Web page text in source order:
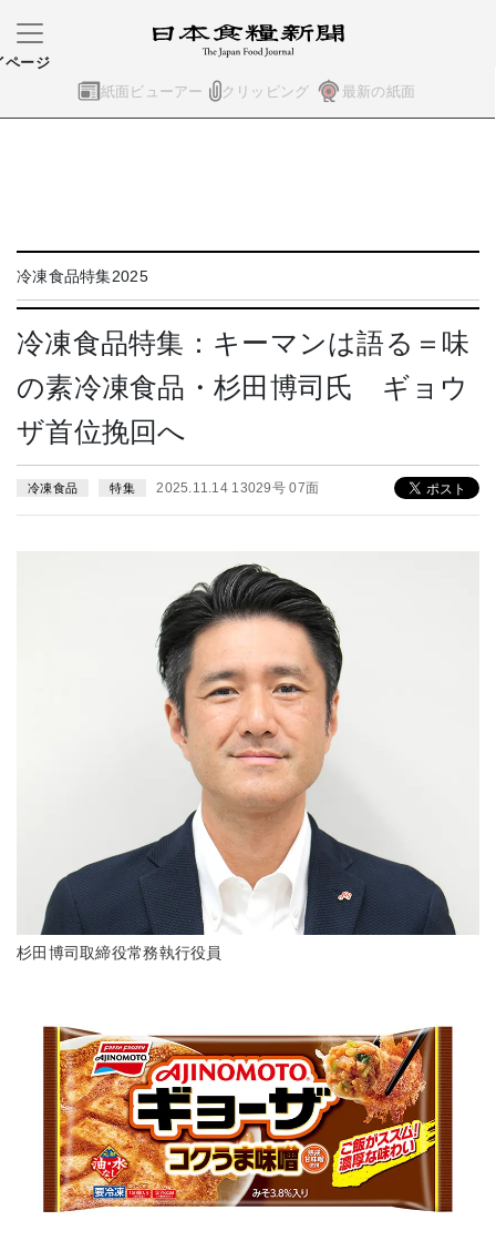
紙面ビューアー クリッピング 最新の紙面
ページ
冷凍食品特集2025
冷凍食品特集：キーマンは語る＝味
の素冷凍食品・杉田博司氏 ギョウ
ザ首位挽回へ
冷凍食品 特集 2025.11.14 13029号 07面
杉田博司取締役常務執行役員